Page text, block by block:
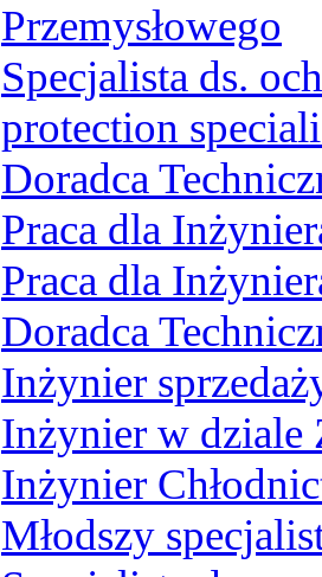
Przemysłowego
Specjalista ds.
protection
Doradca
Praca dla
Praca dla
Doradca
Inżynier
Inżynier w dziale
Inżynier
Młodszy